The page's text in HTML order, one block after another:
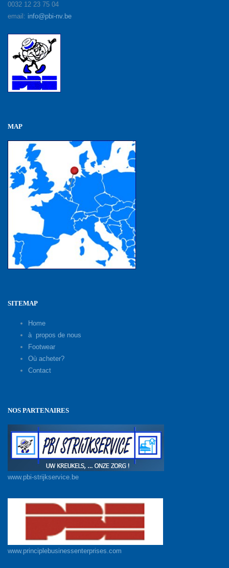
0032 12 23 75 04
email: info@pbi-nv.be
MAP
SITEMAP
Home
à propos de nous
Footwear
Où acheter?
Contact
NOS PARTENAIRES
www.pbi-strijkservice.be
www.principlebusinessenterprises.com